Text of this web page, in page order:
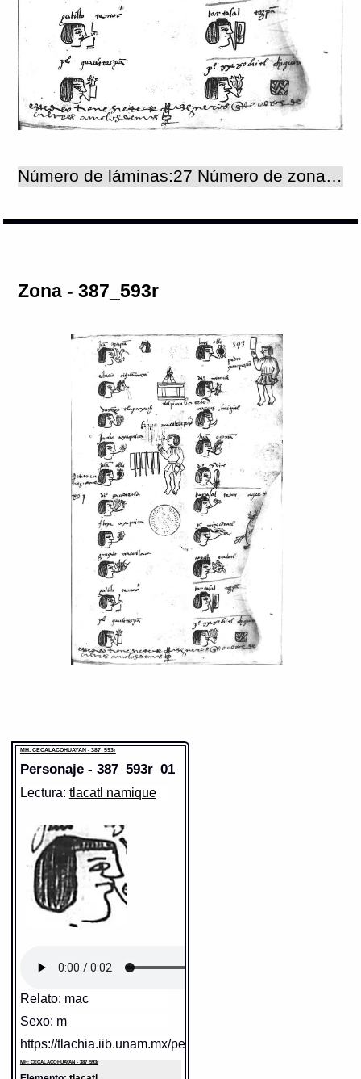
Número de láminas:27 Número de zonas:27
Zona - 387_593r
MH: CECALACOHUAYAN - 387_593r
Personaje - 387_593r_01
Lectura: tlacatl namique
Relato: mac
Sexo: m
https://tlachia.iib.unam.mx/personaje/387_593r_01
MH: CECALACOHUAYAN - 387_593r